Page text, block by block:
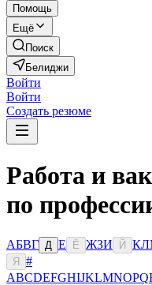
Помощь
Ещё
Поиск
Белиджи
Войти
Войти
Создать резюме
Работа и
по
АБВГ Д Е Ё ЖЗИ Й КЛ
Я
#
ABCDEFGHIJKLMNOPQ